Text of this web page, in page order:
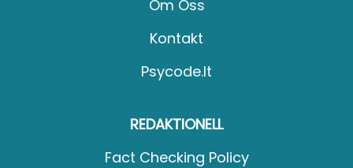
Om Oss
Kontakt
Psycode.it
REDAKTIONELL
Fact Checking Policy